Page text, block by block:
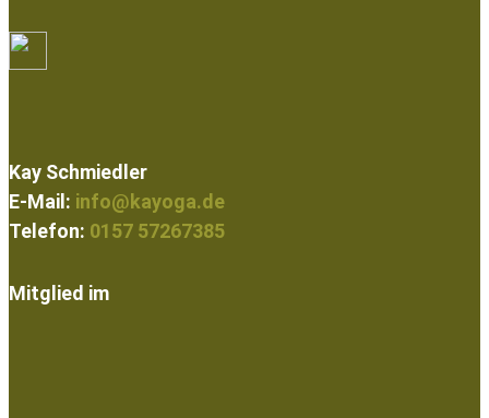
Kay Schmiedler
E-Mail: info@kayoga.de
Telefon: 0157 57267385
Mitglied im